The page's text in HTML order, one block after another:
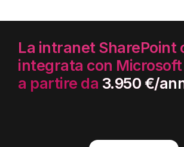
La intranet SharePoint
integrata con Microsoft
a partire da 3.950 €/